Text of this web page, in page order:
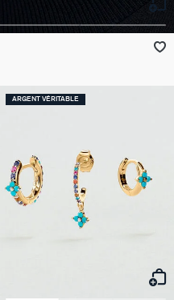
ARGENT VÉRITABLE